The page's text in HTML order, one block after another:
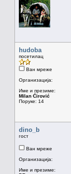
hudoba
посетилац
Ван мреже
Организација:
Име и презиме:
Milan Ćirović
Поруке: 14
dino_b
гост
Ван мреже
Организација:
Име и презиме: